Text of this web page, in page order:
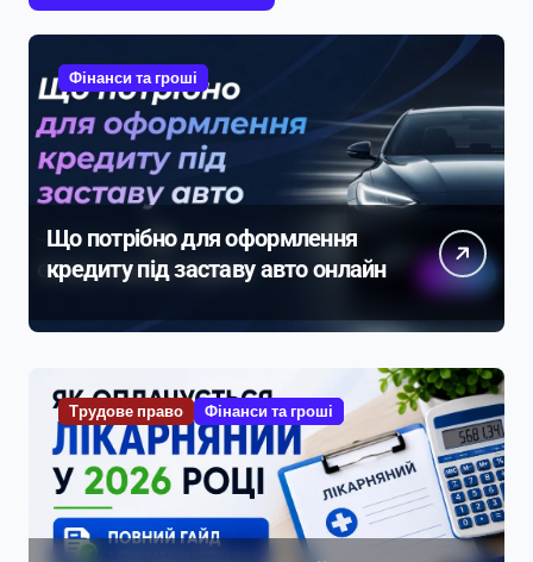
Фінанси та гроші
Що потрібно для оформлення
кредиту під заставу авто онлайн
Трудове право Фінанси та гроші